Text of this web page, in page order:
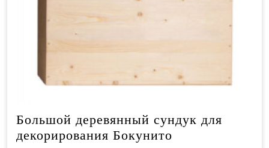
Большой деревянный сундук для
декорирования Бокунито